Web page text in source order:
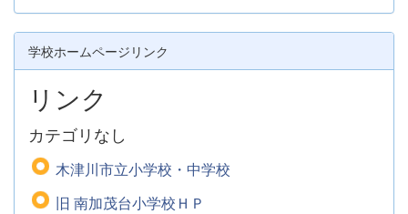
学校ホームページリンク
リンク
カテゴリなし
木津川市立小学校・中学校
旧 南加茂台小学校ＨＰ